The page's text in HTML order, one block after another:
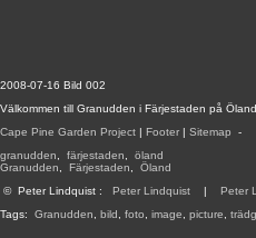
2008-07-16 Bild 002
Välkommen till Granudden i Färjestaden på
Cape Pine Garden Project | Footer | Sitemap -
granudden
färjestaden
öland
Granudden
Färjestaden
Öland
© Peter Lindquist : Peter Lindquist | Peter
Tags: Granudden bild foto image picture